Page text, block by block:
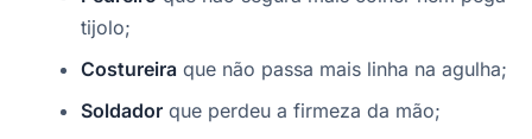
tijolo;
Costureira que não passa mais linha na agulha;
Soldador que perdeu a firmeza da mão;